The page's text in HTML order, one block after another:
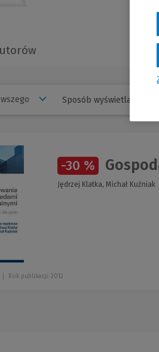
Sposób wyświetlania
-30 %
Jędrzej Klatka, Michał Kuźniak
Rok publikacji: 2012